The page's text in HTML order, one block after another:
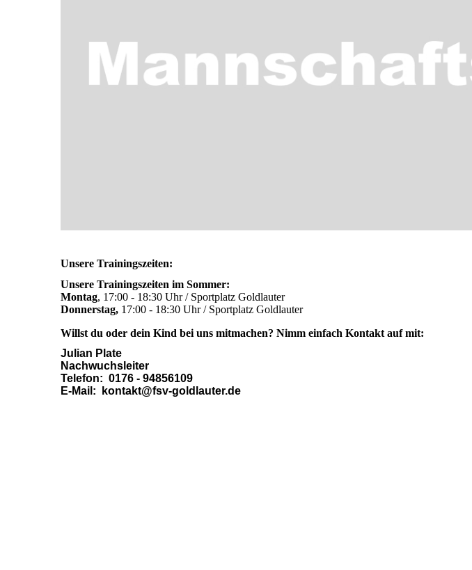
Unsere Trainingszeiten:
Unsere Trainingszeiten im Sommer:
Montag, 17:00 - 18:30 Uhr / Sportplatz Goldlauter
Donnerstag, 17:00 - 18:30 Uhr / Sportplatz Goldlauter
Willst du oder dein Kind bei uns mitmachen? Nimm einfach Kontakt auf mit:
Julian Plate
Nachwuchsleiter
Telefon: 0176 - 94856109
E-Mail: kontakt@fsv-goldlauter.de